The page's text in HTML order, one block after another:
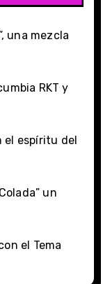
una mezcla
RKT y
el espíritu del
un
el Tema